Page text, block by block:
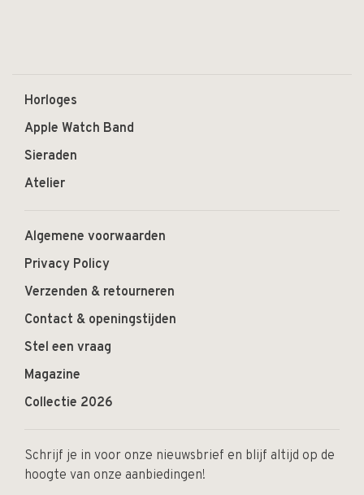
Horloges
Apple Watch Band
Sieraden
Atelier
Algemene voorwaarden
Privacy Policy
Verzenden & retourneren
Contact & openingstijden
Stel een vraag
Magazine
Collectie 2026
Schrijf je in voor onze nieuwsbrief en blijf altijd op de
hoogte van onze aanbiedingen!